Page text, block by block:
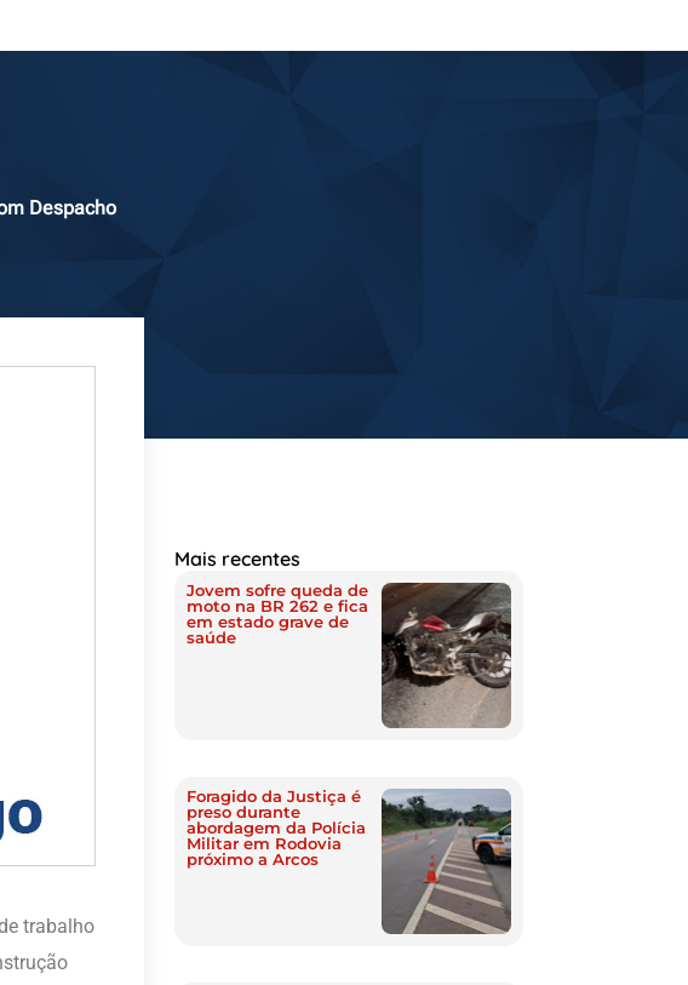
Despacho
trabalho
Mais recentes
Jovem sofre queda de
moto na BR 262 e fica
em estado grave de
saúde
Foragido da Justiça é
preso durante
abordagem da Polícia
Militar em Rodovia
próximo a Arcos